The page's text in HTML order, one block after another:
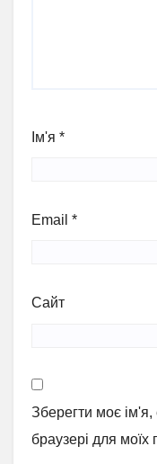
Ім'я *
Email *
Сайт
Зберегти моє
браузері для